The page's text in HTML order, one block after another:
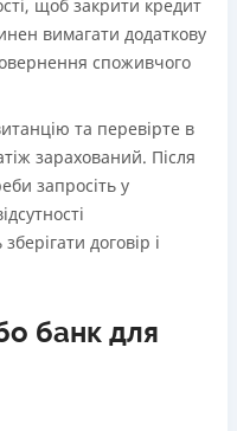
щоб закрити кредит
вимагати додаткову
споживчого
та перевірте в
зарахований. Після
запросіть у
договір і
банк для